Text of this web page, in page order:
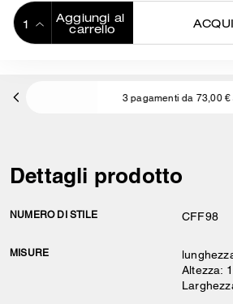
Aggiungi al
carrello
3 pagamenti da 73,00 € a interessi
Dettagli prodotto
NUMERO DI STILE CFF98
MISURE
Altezza: